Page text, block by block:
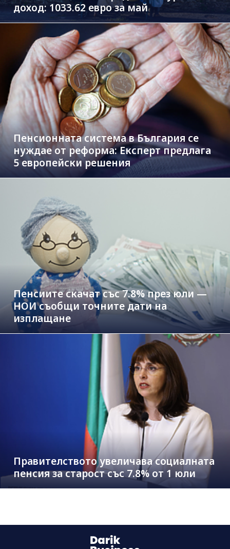
доход: 1033.62 евро за май
Пенсионната система в България се
нуждае от реформа: Експерт предлага
5 европейски решения
Пенсиите скачат със 7.8% през юли —
НОИ съобщи точните дати на
изплащане
Правителството увеличава социалната
пенсия за старост със 7.8% от 1 юли